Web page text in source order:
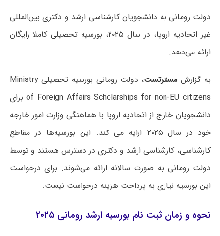
دولت رومانی به دانشجویان کارشناسی ارشد و دکتری بین‌المللی
غیر اتحادیه اروپا، در سال ۲۰۲۵، بورسیه تحصیلی کاملا رایگان
ارائه می‌دهد.
به گزارش مسترتست
، دولت رومانی بورسیه تحصیلی Ministry
of Foreign Affairs Scholarships for non-EU citizens برای
دانشجویان خارج از اتحادیه اروپا با هماهنگی وزارت امور خارجه
خود در سال ۲۰۲۵ ارایه می کند. این بورسیه‌ها در مقاطع
کارشناسی، کارشناسی ارشد و دکتری در دسترس هستند و توسط
دولت رومانی به صورت سالانه ارائه می‌شوند. برای درخواست
این بورسیه نیازی به پرداخت هزینه درخواست نیست.
نحوه و زمان ثبت نام بورسیه ارشد رومانی ۲۰۲۵